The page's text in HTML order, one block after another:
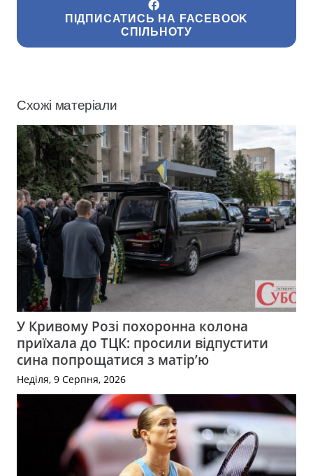
ПІДПИСАТИСЬ НА FACEBOOK
СПІЛЬНОТУ
Схожі матеріали
У Кривому Розі похоронна колона
приїхала до ТЦК: просили відпустити
сина попрощатися з матір’ю
Неділя, 9 Серпня, 2026